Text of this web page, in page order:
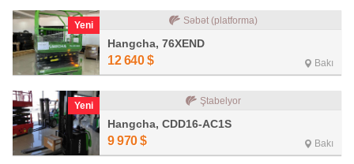
Yeni Səbət (platforma)
Hangcha, 76XEND
12 640 $ Bakı
Yeni Ştabelyor
Hangcha, CDD16-AC1S
9 970 $ Bakı